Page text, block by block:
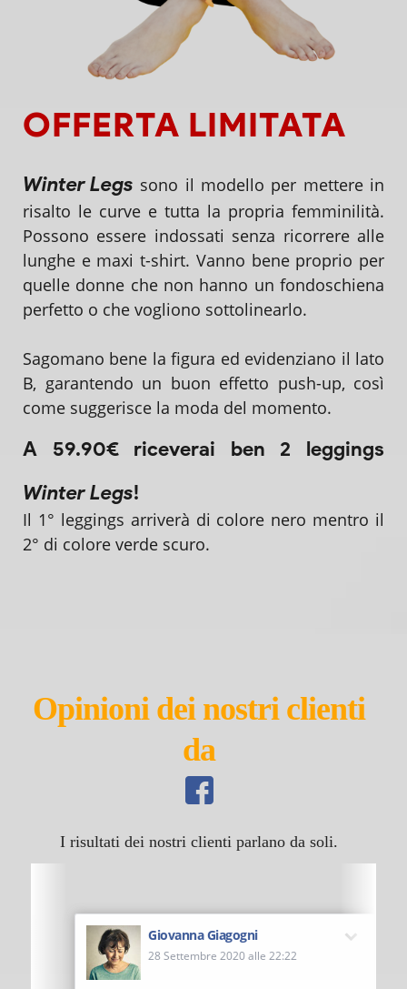
OFFERTA LIMITATA
Winter Legs sono il modello per mettere in
risalto le curve e tutta la propria femminilità.
Possono essere indossati senza ricorrere alle
lunghe e maxi t-shirt. Vanno bene proprio per
quelle donne che non hanno un fondoschiena
perfetto o che vogliono sottolinearlo.
Sagomano bene la figura ed evidenziano il lato
B, garantendo un buon effetto push-up, così
come suggerisce la moda del momento.
A 59.90€ riceverai ben 2 leggings
Winter Legs!
Il 1° leggings arriverà di colore nero mentro il
2° di colore verde scuro.
Opinioni dei nostri clienti
da
I risultati dei nostri clienti parlano da soli.
Giovanna Giagogni
28 Settembre 2020 alle 22:22